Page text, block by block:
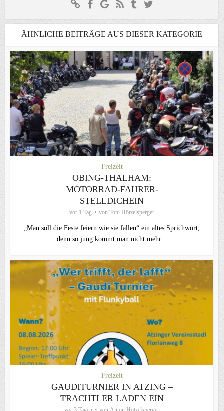
ÄHNLICHE BEITRÄGE AUS DIESER KATEGORIE
Freizeit
OBING-THALHAM:
MOTORRAD-FAHRER-
STELLDICHEIN
vor 1 Tag von Toni Hötzelsperger
„Man soll die Feste feiern wie sie fallen“ ein altes Sprichwort,
denn so jung kommt man nicht mehr...
Freizeit
GAUDITURNIER IN ATZING –
TRACHTLER LADEN EIN